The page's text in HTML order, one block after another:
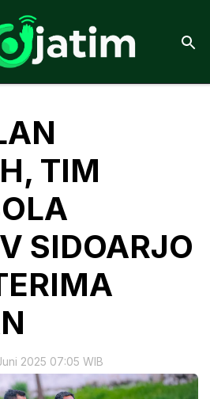
TIM
SIDOARJO
2025 07:05 WIB